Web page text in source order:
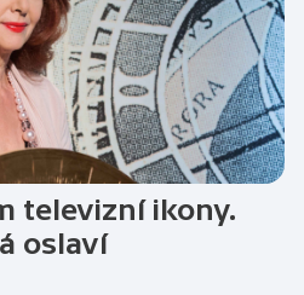
televizní ikony.
oslaví